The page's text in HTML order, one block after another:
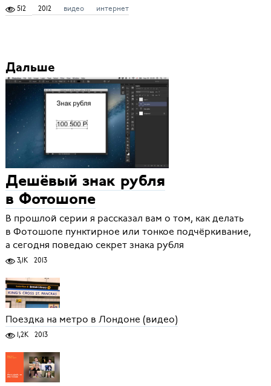
512 2012 видео интернет
Дальше
Дешёвый знак рубля
в Фотошопе
В прошлой серии я рассказал вам о том, как делать
в Фотошопе пунктирное или тонкое подчёркивание,
а сегодня поведаю секрет знака рубля
3,1K 2013
Поездка на метро в Лондоне (видео)
1,2K 2013